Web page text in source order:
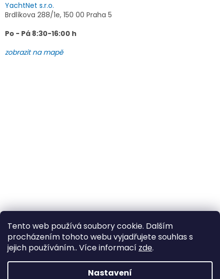
Tento web používá soubory cookie. Dalším
procházením tohoto webu vyjadřujete souhlas s
jejich používáním.. Více informací zde.
Nastavení
YachtNet s.r.o.
Brdlíkova 288/1e, 150 00 Praha 5
Po - Pá 8:30-16:00 h
zobrazit na mapě
Vytvořil Shoptet